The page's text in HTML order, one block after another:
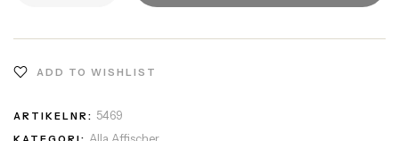
ADD TO WISHLIST
ARTIKELNR: 5469